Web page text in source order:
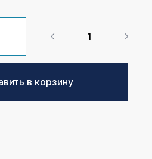
в корзину